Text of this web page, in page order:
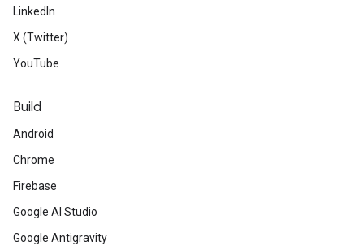
LinkedIn
X (Twitter)
YouTube
Build
Android
Chrome
Firebase
Google AI Studio
Google Antigravity